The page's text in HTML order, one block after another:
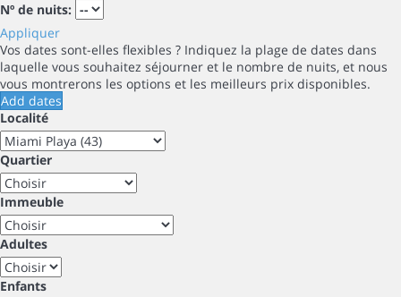
Nº de nuits:
Appliquer
Vos dates sont-elles flexibles ? Indiquez la plage de dates dans
laquelle vous souhaitez séjourner et le nombre de nuits, et nous
vous montrerons les options et les meilleurs prix disponibles.
Add dates
Localité
Quartier
Immeuble
Adultes
Enfants